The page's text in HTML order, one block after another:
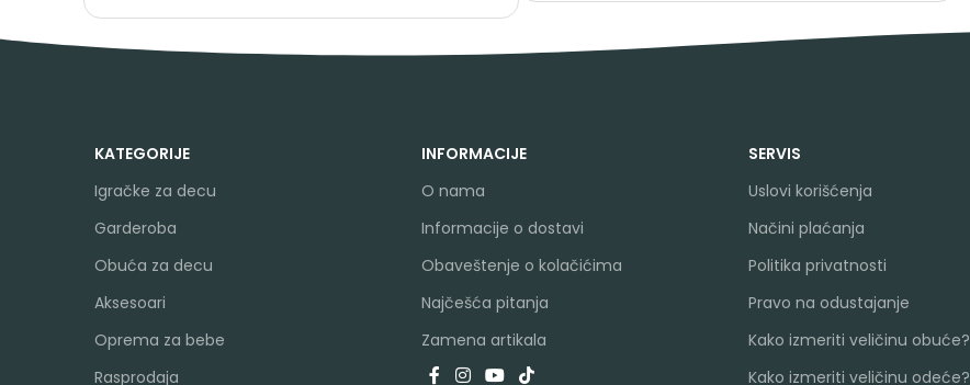
KATEGORIJE
Igračke za decu
Garderoba
Obuća za decu
Aksesoari
Oprema za bebe
Rasprodaja
INFORMACIJE
O nama
Informacije o dostavi
Obaveštenje o kolačićima
Najčešća pitanja
Zamena artikala
SERVIS
Uslovi korišćenja
Načini plaćanja
Politika privatnosti
Pravo na odustajanje
Kako izmeriti veličinu obuće?
Kako izmeriti veličinu odeće?